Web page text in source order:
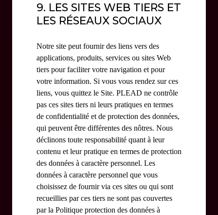
9. LES SITES WEB TIERS ET
LES RÉSEAUX SOCIAUX
Notre site peut fournir des liens vers des
applications, produits, services ou sites Web
tiers pour faciliter votre navigation et pour
votre information. Si vous vous rendez sur ces
liens, vous quittez le Site. PLEAD ne contrôle
pas ces sites tiers ni leurs pratiques en termes
de confidentialité et de protection des données,
qui peuvent être différentes des nôtres. Nous
déclinons toute responsabilité quant à leur
contenu et leur pratique en termes de protection
des données à caractère personnel. Les
données à caractère personnel que vous
choisissez de fournir via ces sites ou qui sont
recueillies par ces tiers ne sont pas couvertes
par la Politique protection des données à